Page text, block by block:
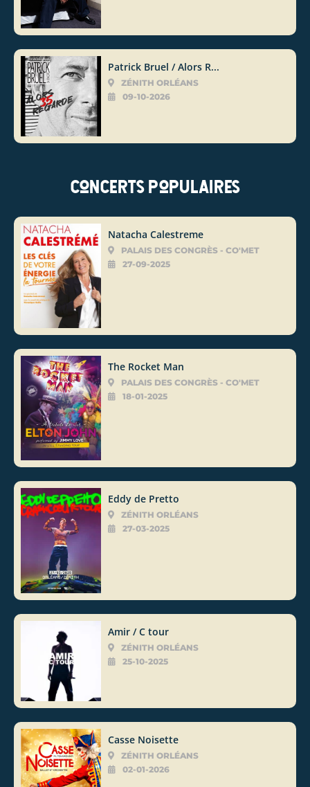
Patrick Bruel / Alors R...
ZÉNITH ORLÉANS
09-10-2026
Concerts populaires
Natacha Calestreme
PALAIS DES CONGRÈS - CO'MET
27-09-2025
The Rocket Man
PALAIS DES CONGRÈS - CO'MET
18-01-2025
Eddy de Pretto
ZÉNITH ORLÉANS
27-03-2025
Amir / C tour
ZÉNITH ORLÉANS
25-10-2025
Casse Noisette
ZÉNITH ORLÉANS
02-01-2026